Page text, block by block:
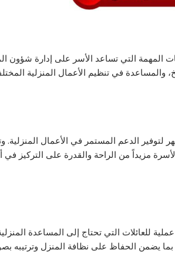
المهمة التي تساعد الأسر على إدارة شؤون
والمساعدة في تنظيم الأعمال المنزلية
الدعم المستمر في الأعمال
مزيداً من الراحة والقدرة على التركيز في
للعائلات التي تحتاج إلى المساعدة
بما يضمن الحفاظ على نظافة المنزل وترتيبه